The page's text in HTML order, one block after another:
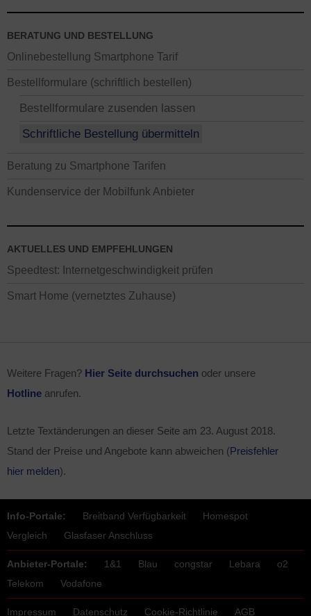
BERATUNG UND BESTELLUNG
Onlinebestellung Smartphone Tarif
Bestellformulare (schriftlich bestellen)
Bestellformulare zusenden lassen
Schriftliche Bestellung übermitteln
Beratung zu Smartphone Tarifen
Kundenservice der Mobilfunk Anbieter
AKTUELLES UND EMPFEHLUNGEN
Speedtest: Internetgeschwindigkeit prüfen
Smart Home (vernetztes Zuhause)
Weitere Fragen? Hier Seite durchsuchen oder unsere
Hotline anrufen.
Letzte Textänderungen an dieser Seite am 23. August 2018.
Stand der Preise und Angebote kann abweichen (Preisfehler
hier melden).
Info-Portale: Breitband Verfügbarkeit
Homespot
Vergleich
Glasfaser Anschluss
Anbieter-Portale: 1&1 Blau congstar Lebara
o2
Telekom
Vodafone
Impressum Datenschutz Cookie-Richtlinie AGB